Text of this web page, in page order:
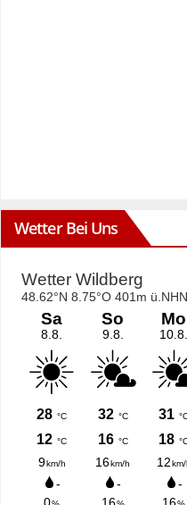
Wetter Bei Uns